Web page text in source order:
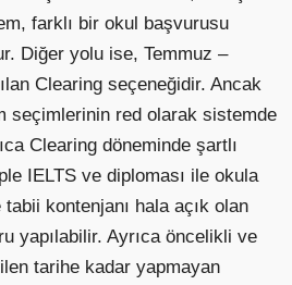
farklı bir okul başvurusu
Diğer yolu ise, Temmuz –
Clearing seçeneğidir. Ancak
seçimlerinin red olarak sistemde
Clearing döneminde şartlı
IELTS ve diploması ile okula
kontenjanı hala açık olan
yapılabilir. Ayrıca öncelikli ve
tarihe kadar yapmayan